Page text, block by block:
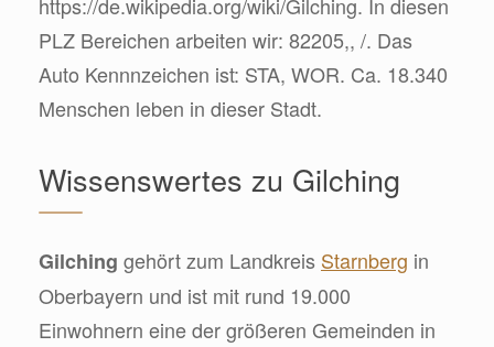
PLZ Bereichen arbeiten wir: 82205,, /. Das
Auto Kennnzeichen ist: STA, WOR. Ca. 18.340
Menschen leben in dieser Stadt.
Wissenswertes zu Gilching
Gilching gehört zum Landkreis Starnberg in
Oberbayern und ist mit rund 19.000
Einwohnern eine der größeren Gemeinden in